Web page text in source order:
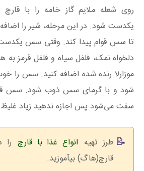
روی شعله ملایم گاز خامه را با
یکدست شود. در این مرحله، شیر را
تا سس قوام پیدا کند. وقتی سس
دلخواه نمک، فلفل سیاه و فلفل قرمز به
موزارلا رنده شده اضافه کنید. سس را
شود و با گرمای سس ذوب شود. سس
سفت می‌شود پس اجازه ندهید زیاد
طرز تهیه انواع غذا با قارچ را
قارچ(هاگ) بیآموزید.